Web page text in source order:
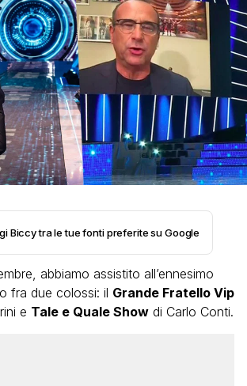
Biccy tra le tue fonti preferite su Google
abbiamo assistito all’ennesimo
fra due colossi: il Grande Fratello Vip
e Tale e Quale Show di Carlo Conti.